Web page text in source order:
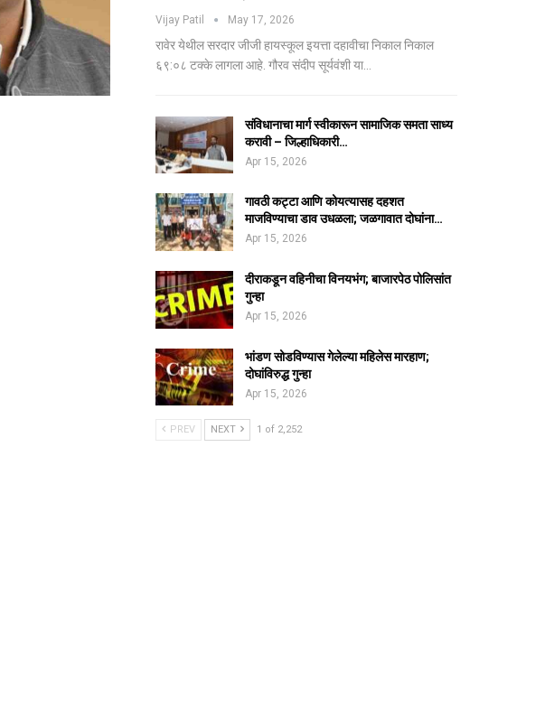
Vijay Patil May 17, 2026
रावेर येथील सरदार जीजी हायस्कूल इयत्ता दहावीचा निकाल निकाल
६९:०८ टक्के लागला आहे. गौरव संदीप सूर्यवंशी या…
संविधानाचा मार्ग स्वीकारून सामाजिक समता साध्य
करावी – जिल्हाधिकारी…
Apr 15, 2026
गावठी कट्टा आणि कोयत्यासह दहशत
माजविण्याचा डाव उधळला; जळगावात दोघांना…
Apr 15, 2026
दीराकडून वहिनीचा विनयभंग; बाजारपेठ पोलिसांत
गुन्हा
Apr 15, 2026
भांडण सोडविण्यास गेलेल्या महिलेस मारहाण;
दोघांविरुद्ध गुन्हा
Apr 15, 2026
PREV NEXT 1 of 2,252